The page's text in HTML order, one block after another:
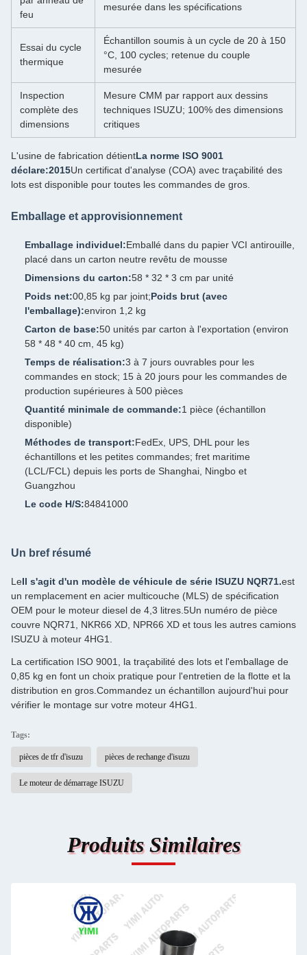
feu
mesurée dans les spécifications
Essai du cycle
thermique
Échantillon soumis à un cycle de 20 à 150
°C, 100 cycles; retenue du couple
mesurée
Inspection
complète des
dimensions
Mesure CMM par rapport aux dessins
techniques ISUZU; 100% des dimensions
critiques
L'usine de fabrication détientLa norme ISO 9001
déclare:2015Un certificat d'analyse (COA) avec traçabilité des
lots est disponible pour toutes les commandes de gros.
Emballage et approvisionnement
Emballage individuel:Emballé dans du papier VCI antirouille,
placé dans un carton neutre revêtu de mousse
Dimensions du carton:58 * 32 * 3 cm par unité
Poids net:00,85 kg par joint;Poids brut (avec
l'emballage):environ 1,2 kg
Carton de base:50 unités par carton à l'exportation (environ
58 * 48 * 40 cm, 45 kg)
Temps de réalisation:3 à 7 jours ouvrables pour les
commandes en stock; 15 à 20 jours pour les commandes de
production supérieures à 500 pièces
Quantité minimale de commande:1 pièce (échantillon
disponible)
Méthodes de transport:FedEx, UPS, DHL pour les
échantillons et les petites commandes; fret maritime
(LCL/FCL) depuis les ports de Shanghai, Ningbo et
Guangzhou
Le code H/S:84841000
Un bref résumé
LeIl s'agit d'un modèle de véhicule de série ISUZU NQR71.est
un remplacement en acier multicouche (MLS) de spécification
OEM pour le moteur diesel de 4,3 litres.5Un numéro de pièce
couvre NQR71, NKR66 XD, NPR66 XD et tous les autres camions
ISUZU à moteur 4HG1.
La certification ISO 9001, la traçabilité des lots et l'emballage de
0,85 kg en font un choix pratique pour l'entretien de la flotte et la
distribution en gros.Commandez un échantillon aujourd'hui pour
vérifier le montage sur votre moteur 4HG1.
Tags:
pièces de tfr d'isuzu pièces de rechange d'isuzu
Le moteur de démarrage ISUZU
Produits Similaires